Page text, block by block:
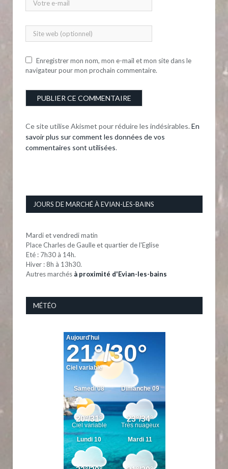
Enregistrer mon nom, mon e-mail et mon site dans le
navigateur pour mon prochain commentaire.
Ce site utilise Akismet pour réduire les indésirables. En
savoir plus sur comment les données de vos
commentaires sont utilisées.
JOURS DE MARCHÉ À EVIAN-LES-BAINS
Mardi et vendredi matin
Place Charles de Gaulle et quartier de l'Eglise
Eté : 7h30 à 14h.
Hiver : 8h à 13h30.
Autres marchés à proximité d'Evian-les-bains
MÉTÉO